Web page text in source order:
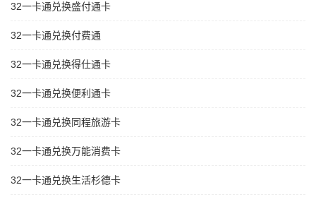
32一卡通兑换盛付通卡
32一卡通兑换付费通
32一卡通兑换得仕通卡
32一卡通兑换便利通卡
32一卡通兑换同程旅游卡
32一卡通兑换万能消费卡
32一卡通兑换生活杉德卡